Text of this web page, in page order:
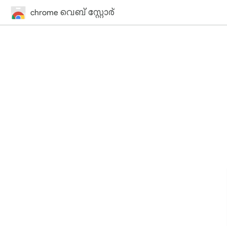
chrome വെബ് സ്റ്റോര്‍